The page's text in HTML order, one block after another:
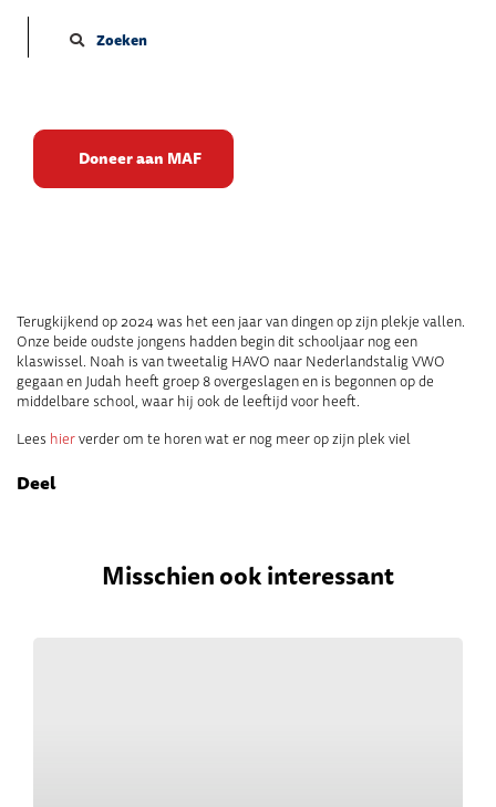
Zoeken
Doneer aan MAF
Op zijn plekje vallen
Publicatie datum: 02-01-2025
Terugkijkend op 2024 was het een jaar van dingen op zijn plekje vallen.
Onze beide oudste jongens hadden begin dit schooljaar nog een
klaswissel. Noah is van tweetalig HAVO naar Nederlandstalig VWO
gegaan en Judah heeft groep 8 overgeslagen en is begonnen op de
middelbare school, waar hij ook de leeftijd voor heeft.
Lees hierverder om te horen wat er nog meer op zijn plek viel
Deel
Misschien ook interessant